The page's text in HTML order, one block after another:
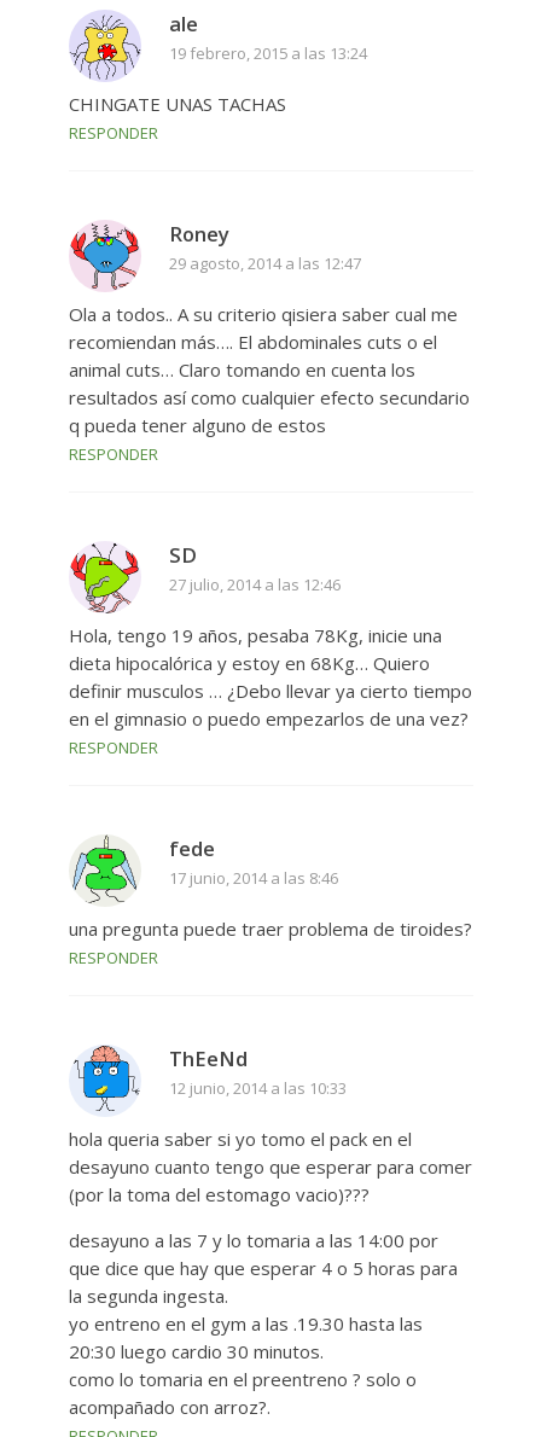
ale
19 febrero, 2015 a las 13:24
CHINGATE UNAS TACHAS
RESPONDER
Roney
29 agosto, 2014 a las 12:47
Ola a todos.. A su criterio qisiera saber cual me
recomiendan más…. El abdominales cuts o el
animal cuts… Claro tomando en cuenta los
resultados así como cualquier efecto secundario
q pueda tener alguno de estos
RESPONDER
SD
27 julio, 2014 a las 12:46
Hola, tengo 19 años, pesaba 78Kg, inicie una
dieta hipocalórica y estoy en 68Kg… Quiero
definir musculos … ¿Debo llevar ya cierto tiempo
en el gimnasio o puedo empezarlos de una vez?
RESPONDER
fede
17 junio, 2014 a las 8:46
una pregunta puede traer problema de tiroides?
RESPONDER
ThEeNd
12 junio, 2014 a las 10:33
hola queria saber si yo tomo el pack en el
desayuno cuanto tengo que esperar para comer
(por la toma del estomago vacio)???
desayuno a las 7 y lo tomaria a las 14:00 por
que dice que hay que esperar 4 o 5 horas para
la segunda ingesta.
yo entreno en el gym a las .19.30 hasta las
20:30 luego cardio 30 minutos.
como lo tomaria en el preentreno ? solo o
acompañado con arroz?.